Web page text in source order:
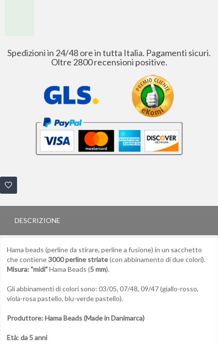
Spedizioni in 24/48 ore in tutta Italia. Pagamenti sicuri.
Oltre 2800 recensioni positive.
DESCRIZIONE
Hama beads (perline da stirare, perline a fusione) in un sacchetto
che contiene3000 perline striate(con abbinamento di due colori).
Misura: "midi"Hama Beads (5 mm).
Gli abbinamenti di colori sono: 03/05, 07/48, 09/47 (giallo-rosso,
viola-rosa pastello, blu-verde pastello).
Produttore: Hama Beads (Made in Danimarca)
Età: da 5 anni